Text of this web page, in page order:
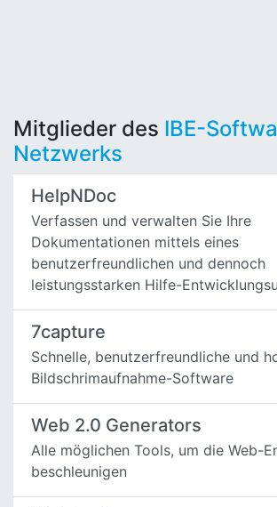
Mitglieder des IBE-
Netzwerks
HelpNDoc
Verfassen und verwalten Sie Ihre
Dokumentationen mittels eines
benutzerfreundlichen und dennoch
leistungsstarken Hilfe-
7capture
Schnelle, benutzerfreundliche und
Bildschrimaufnahme-Software
Web 2.0 Generators
Alle möglichen Tools, um die Web-
beschleunigen